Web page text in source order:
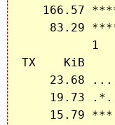
166.57
83.29
1
TX    KiB
23.68
19.73
15.79